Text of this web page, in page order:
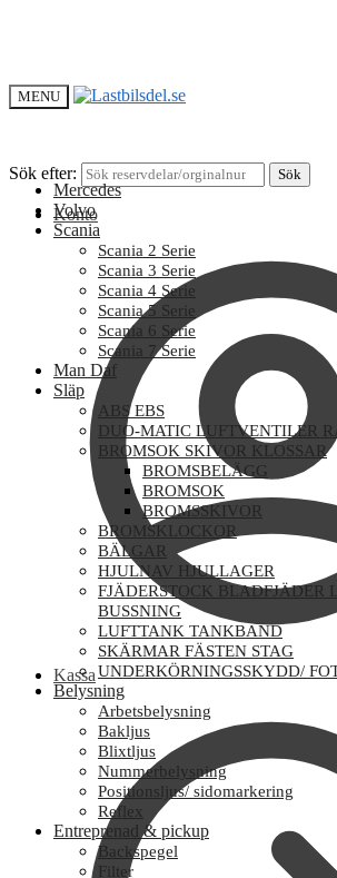
MENU
Sök efter: Sök
Konto
Kassa
Mercedes
Volvo
Scania
Scania 2 Serie
Scania 3 Serie
Scania 4 Serie
Scania 5 Serie
Scania 6 Serie
Scania 7 Serie
Man Daf
Släp
ABS EBS
DUO-MATIC LUFTVENTILER
BROMSOK SKIVOR KLOSSAR
BROMSBELÄGG
BROMSOK
BROMSSKIVOR
BROMSKLOCKOR
BÄLGAR
HJULNAV HJULLAGER
FJÄDERSTOCK BLADFJÄDER
BUSSNING
LUFTTANK TANKBAND
SKÄRMAR FÄSTEN STAG
UNDERKÖRNINGSSKYDD/
Belysning
Arbetsbelysning
Bakljus
Blixtljus
Nummerbelysning
Positionsljus/ sidomarkering
Reflex
Entreprenad & pickup
Backspegel
Filter